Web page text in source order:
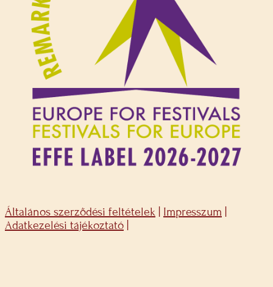
Általános szerződési feltételek Impresszum
Adatkezelési tájékoztató